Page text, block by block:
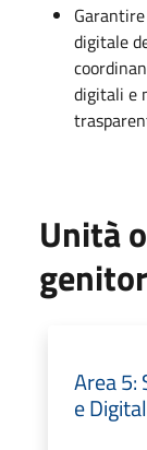
digitale
digitali e
Unità
Area 5:
e